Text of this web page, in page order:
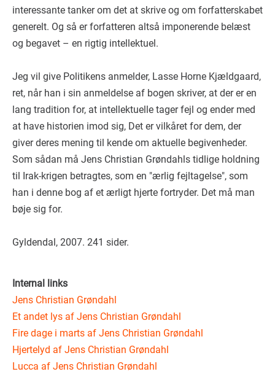
interessante tanker om det at skrive og om forfatterskabet
generelt. Og så er forfatteren altså imponerende belæst
og begavet – en rigtig intellektuel.
Jeg vil give Politikens anmelder, Lasse Horne Kjældgaard,
ret, når han i sin anmeldelse af bogen skriver, at der er en
lang tradition for, at intellektuelle tager fejl og ender med
at have historien imod sig, Det er vilkåret for dem, der
giver deres mening til kende om aktuelle begivenheder.
Som sådan må Jens Christian Grøndahls tidlige holdning
til Irak-krigen betragtes, som en "ærlig fejltagelse", som
han i denne bog af et ærligt hjerte fortryder. Det må man
bøje sig for.
Gyldendal, 2007. 241 sider.
Internal links
Jens Christian Grøndahl
Et andet lys af Jens Christian Grøndahl
Fire dage i marts af Jens Christian Grøndahl
Hjertelyd af Jens Christian Grøndahl
Lucca af Jens Christian Grøndahl